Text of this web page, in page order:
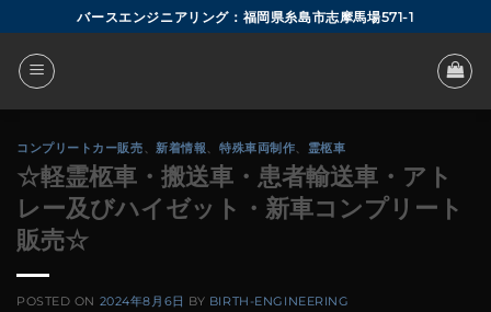
to
content
バースエンジニアリング：福岡県糸島市志摩馬場571-1
コンプリートカー販売、新着情報、 特殊車両制作、 霊柩車
☆軽霊柩車・搬送車・患者輸送車・アト
レー及びハイゼット・新車コンプリート
販売☆
POSTED ON 2024年8月6日 BY BIRTH-ENGINEERING